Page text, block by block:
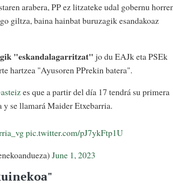
arabera, PP ez litzateke udal gobernu
giltza, baina hainbat buruzagik esandakoaz
"eskandalagarritzat" jo du EAJk eta PSEk
hartzea "Ayusoren PPrekin batera".
es que a partir del día 17 tendrá su primera
y se llamará Maider Etxebarria.
pic.twitter.com/pJ7ykFtp1U
June 1, 2023